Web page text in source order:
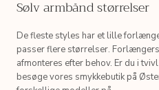
Sølv armbånd størrelser
De fleste styles har et lille
passer flere størrelser.
afmonteres efter behov. Er du i
besøge vores smykkebutik på